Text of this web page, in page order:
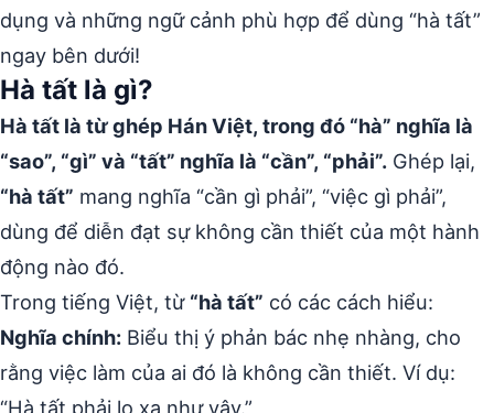
dụng và những ngữ cảnh phù hợp để dùng “hà tất”
ngay bên dưới!
Hà tất là gì?
Hà tất là từ ghép Hán Việt, trong đó “hà” nghĩa là
“sao”, “gì” và “tất” nghĩa là “cần”, “phải”. Ghép lại,
“hà tất” mang nghĩa “cần gì phải”, “việc gì phải”,
dùng để diễn đạt sự không cần thiết của một hành
động nào đó.
Trong tiếng Việt, từ “hà tất” có các cách hiểu:
Nghĩa chính: Biểu thị ý phản bác nhẹ nhàng, cho
rằng việc làm của ai đó là không cần thiết. Ví dụ:
“Hà tất phải lo xa như vậy.”